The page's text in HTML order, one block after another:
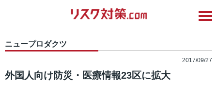
ニュープロダクツ
2017/09/27
外国人向け防災・医療情報23区に拡大